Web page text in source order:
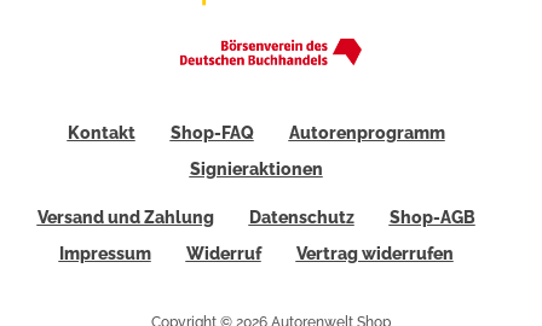
Kontakt Shop-FAQ
Autorenprogramm
Signieraktionen
Versand und Zahlung Datenschutz
Shop-AGB
Impressum
Widerruf Vertrag widerrufen
Copyright © 2026 Autorenwelt Shop